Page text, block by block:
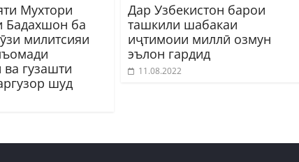
Мухтори
Бадахшон ба
милитсияи
ва гузашти
шуд
Дар Узбекистон барои
ташкили шабакаи
иҷтимоии миллӣ озмун
эълон гардид
11.08.2022